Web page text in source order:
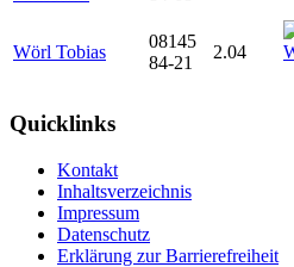
Wörl Tobias
08145
84-21
2.04
Quicklinks
Kontakt
Inhaltsverzeichnis
Impressum
Datenschutz
Erklärung zur Barrierefreiheit